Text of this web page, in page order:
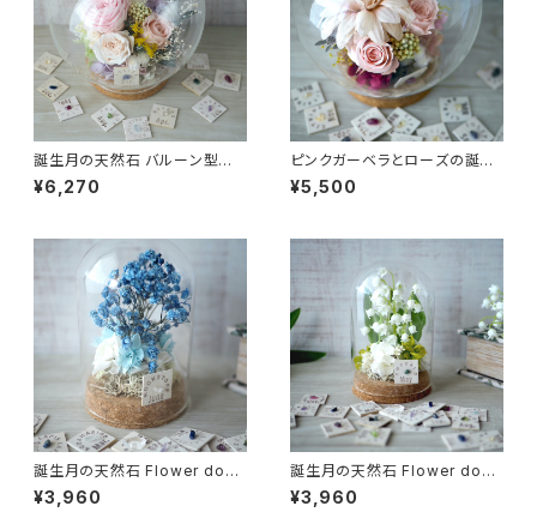
誕生月の天然石 バルーン型の
ガラスドーム -AntiqueRose-
¥6,270
ピンクガーベラとローズの誕生
¥5,500
誕生月の天然石 Flower dom
e -青いかすみ草-
¥3,960
誕生月の天然石 Flower dom
e -すずらん-
¥3,960